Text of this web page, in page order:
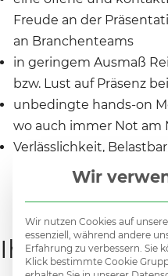
Freude an der
an Branchenteams
in geringem Ausmaß
bzw. Lust auf Präsenz
unbedingte hands-on
wo auch immer Not am
Verlässlichkeit,
positive
Ihre
Wir
Wir nutzen Cookies auf
essenziell, während andere
Erfahrung zu verbessern. Sie
Klick bestimmte Cookie